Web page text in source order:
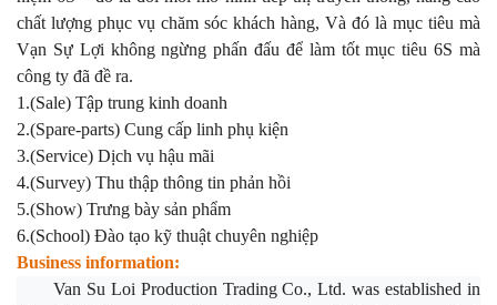
chất lượng phục vụ chăm sóc khách hàng, Và đó là mục tiêu mà
Vạn Sự Lợi không ngừng phấn đấu để làm tốt mục tiêu 6S mà
công ty đã đề ra.
1.(Sale) Tập trung kinh doanh
2.(Spare-parts) Cung cấp linh phụ kiện
3.(Service) Dịch vụ hậu mãi
4.(Survey) Thu thập thông tin phản hồi
5.(Show) Trưng bày sản phẩm
6.(School) Đào tạo kỹ thuật chuyên nghiệp
Business information:
Van Su Loi Production Trading Co., Ltd. was established in